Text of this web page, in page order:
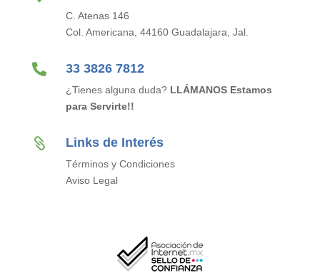
C. Atenas 146
Col. Americana, 44160 Guadalajara, Jal.
 33 3826 7812
¿Tienes alguna duda? LLÁMANOS Estamos
para Servirte!!
 Links de Interés
Términos y Condiciones
Aviso Legal